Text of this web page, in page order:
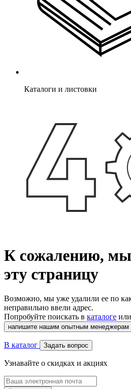
Каталоги и листовки
К сожалению,
эту страницу
Возможно, мы уже удалили ее по
неправильно ввели адрес.
Попробуйте поискать в каталоге или
напишите нашим опытным менеджерам
В каталог Задать вопрос
Узнавайте о скидках и акциях